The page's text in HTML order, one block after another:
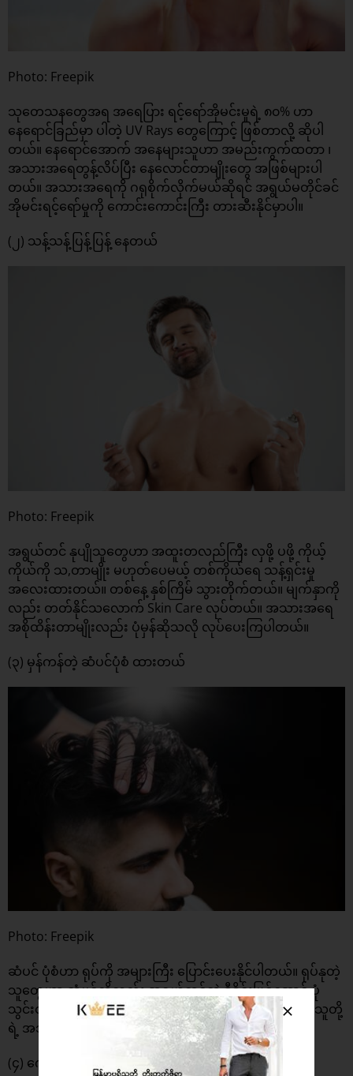
Photo: Freepik
သုတေသနတွေအရ အရေပြား ရင့်ရော်အိုမင်းမှုရဲ့ ၈၀% ဟာ
နေရောင်ခြည်မှာ ပါတဲ့ UV Rays တွေကြောင့် ဖြစ်တာလို့ ဆိုပါ
တယ်။ နေရောင်အောက် အနေများသူဟာ အမည်းကွက်ထတာ ၊
အသားအရေတွန့်လိပ်ပြီး နေလောင်တာမျိုးတွေ အဖြစ်များပါ
တယ်။ အသားအရေကို ဂရုစိုက်လိုက်မယ်ဆိုရင် အရွယ်မတိုင်ခင်
အိုမင်းရင့်ရော်မှုကို ကောင်းကောင်းကြီး တားဆီးနိုင်မှာပါ။
(၂) သန့်သန့်ပြန့်ပြန့် နေတယ်
Photo: Freepik
အရွယ်တင် နုပျိုသူတွေဟာ အထူးတလည်ကြီး လှဖို့ ပဖို့ ကိုယ့်
ကိုယ်ကို သ,တာမျိုး မဟုတ်ပေမယ့် တစ်ကိုယ်ရေ သန့်ရှင်းမှု
အလေးထားတယ်။ တစ်နေ့ နှစ်ကြိမ် သွားတိုက်တယ်။ မျက်နှာကို
လည်း တတ်နိုင်သလောက် Skin Care လုပ်တယ်။ အသားအရေ
အစိုထိန်းတာမျိုးလည်း ပုံမှန်ဆိုသလို လုပ်ပေးကြပါတယ်။
(၃) မှန်ကန်တဲ့ ဆံပင်ပုံစံ ထားတယ်
Photo: Freepik
ဆံပင် ပုံစံဟာ ရုပ်ကို အများကြီး ပြောင်းပေးနိုင်ပါတယ်။ ရုပ်နုတဲ့
သူတွေဟာ ဆံပင်ကိုလည်း အရွယ်တင်တဲ့ ဒီဇိုင်းဖြစ်အောင် ပုံ
သွင်းတတ်ပါတယ်။ အနည်းဆုံးတော့ သူတို့ရဲ့ ဆံပင်ပုံစံဟာ သူတို့
ရဲ့ အသက်ကို ခန့်မှန်းရခက်အောင် ကူညီပေးပါတယ်။
(၄) ကောင်းကောင်းနားပြီး လေ့ကျင့်ခန်းများများလုပ်တယ်